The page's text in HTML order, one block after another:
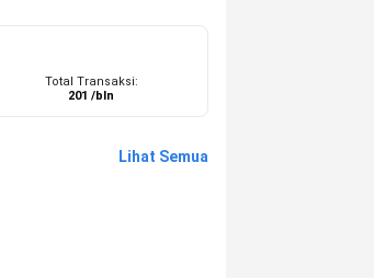
Total Transaksi:
201 /bln
Lihat Semua